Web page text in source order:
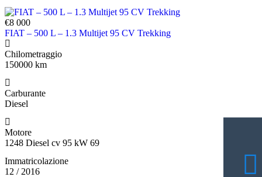
€8 000
FIAT – 500 L – 1.3 Multijet 95 CV Trekking
Chilometraggio
150000 km
Carburante
Diesel
Motore
1248 Diesel cv 95 kW 69
Immatricolazione
12 / 2016